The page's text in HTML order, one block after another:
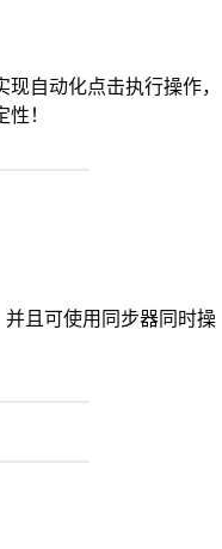
自动化点击执行操作，
！
且可使用同步器同时操